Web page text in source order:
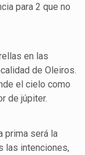
para 2 que no
en las
de Oleiros.
el cielo como
de júpiter.
prima será la
las intenciones,